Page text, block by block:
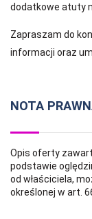
dodatkowe atuty
Zapraszam do
informacji oraz
NOTA
Opis oferty
podstawie
od właściciela,
określonej w art.